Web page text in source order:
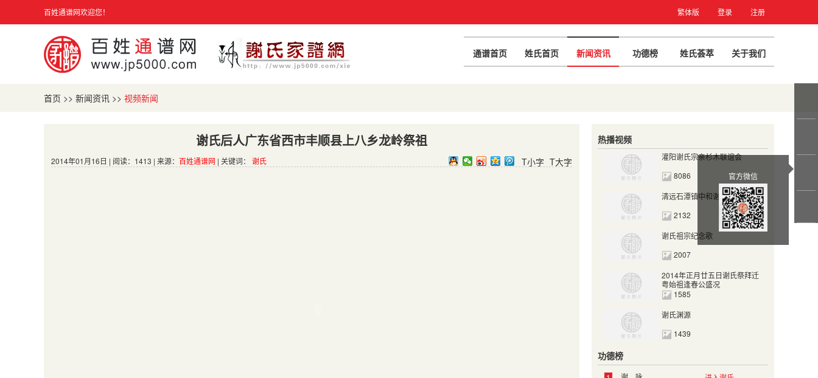
百姓通谱网欢迎您！ 繁体版 登录 注册
通谱首页 姓氏首页 新闻资讯 功德榜 姓氏荟萃 关于我们
首页 >> 新闻资讯 >> 视频新闻
热播视频
灌阳谢氏宗亲杉木联谊会
8086
清远石潭镇中和谢氏庆典
2132
谢氏祖宗纪念歌
2007
2014年正月廿五日谢氏祭拜迁
粤始祖逢春公盛况
1585
谢氏渊源
1439
功德榜
谢氏后人广东省西市丰顺县上八乡龙岭祭祖
2014年01月16日 | 阅读：1413 | 来源： 百姓通谱网 | 关键词： 谢氏 T小字 T大字
官方微信